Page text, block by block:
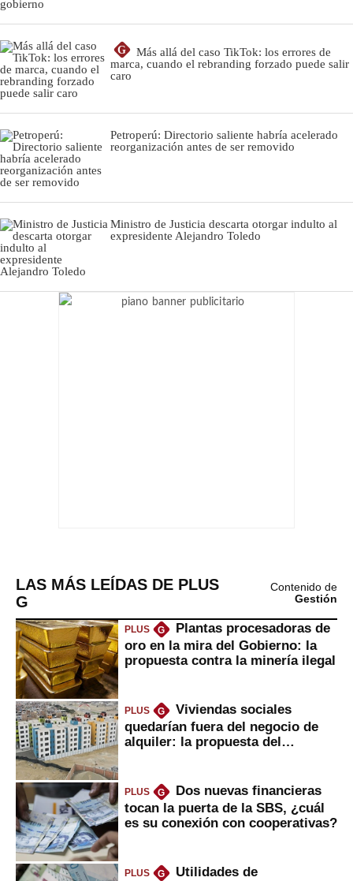
G
Más allá del caso TikTok: los errores de
marca, cuando el rebranding forzado puede salir
caro
Petroperú: Directorio saliente habría acelerado
reorganización antes de ser removido
Ministro de Justicia descarta otorgar indulto al
expresidente Alejandro Toledo
LAS MÁS LEÍDAS DE PLUS
G
Contenido de
Gestión
PLUS G
Plantas procesadoras de
oro en la mira del Gobierno: la
propuesta contra la minería ilegal
PLUS G
Viviendas sociales
quedarían fuera del negocio de
alquiler: la propuesta del
PLUS G
Dos nuevas financieras
tocan la puerta de la SBS, ¿cuál
es su conexión con cooperativas?
PLUS G
Utilidades de